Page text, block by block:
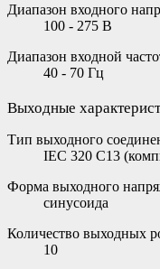
Диапазон входного
100 - 275 В
Диапазон входной
40 - 70 Гц
Выходные
Тип выходного
IEC 320 C13
Форма выходного
синусоида
Количество выходных
10